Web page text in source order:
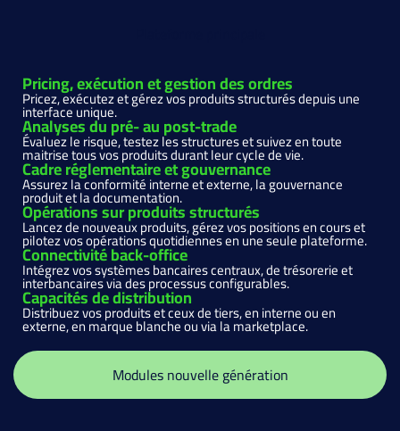
Modules nouvelle génération
Pricing, exécution et gestion des ordres
Pricez, exécutez et gérez vos produits structurés depuis une
interface unique.
Analyses du pré- au post-trade
Évaluez le risque, testez les structures et suivez en toute
maitrise tous vos produits durant leur cycle de vie.
Cadre réglementaire et gouvernance
Assurez la conformité interne et externe, la gouvernance
produit et la documentation.
Opérations sur produits structurés
Lancez de nouveaux produits, gérez vos positions en cours et
pilotez vos opérations quotidiennes en une seule plateforme.
Connectivité back-office
Intégrez vos systèmes bancaires centraux, de trésorerie et
interbancaires via des processus configurables.
Capacités de distribution
Distribuez vos produits et ceux de tiers, en interne ou en
externe, en marque blanche ou via la marketplace.